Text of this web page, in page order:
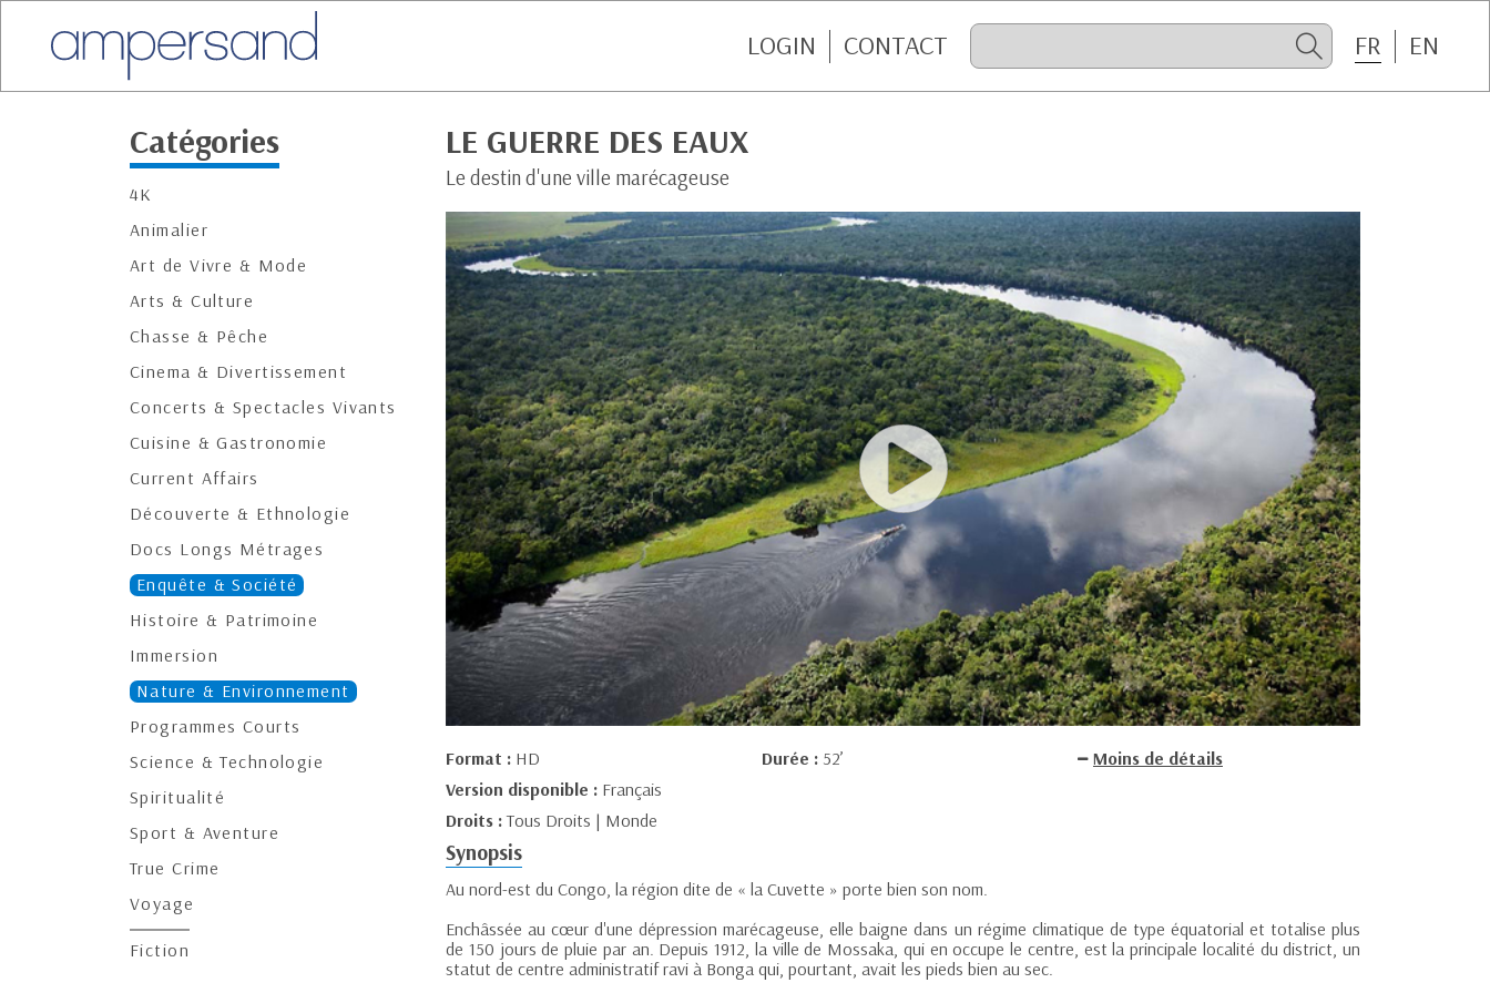
LOGIN CONTACT FR EN
Catégories
4K
Animalier
Art de Vivre & Mode
Arts & Culture
Chasse & Pêche
Cinema & Divertissement
Concerts & Spectacles Vivants
Cuisine & Gastronomie
Current Affairs
Découverte & Ethnologie
Docs Longs Métrages
Enquête & Société
Histoire & Patrimoine
Immersion
Nature & Environnement
Programmes Courts
Science & Technologie
Spiritualité
Sport & Aventure
True Crime
Voyage
Fiction
LE GUERRE DES EAUX
Le destin d'une ville marécageuse
Format : HD Durée : 52’
Moins de détails
Version disponible : Français
Droits :Tous Droits | Monde
Synopsis
Au nord-est du Congo, la région dite de « la Cuvette » porte bien son nom.
Enchâssée au cœur d'une dépression marécageuse, elle baigne dans un régime climatique de type équatorial et totalise plus
de 150 jours de pluie par an. Depuis 1912, la ville de Mossaka, qui en occupe le centre, est la principale localité du district, un
statut de centre administratif ravi à Bonga qui, pourtant, avait les pieds bien au sec.